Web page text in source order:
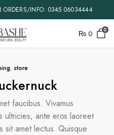
ORDERS/INFO: 0345 06034444
₨ 0 0
, store
faucibus. Vivamus
ultricies, ante eros laoreet
sit amet lectus. Quisque